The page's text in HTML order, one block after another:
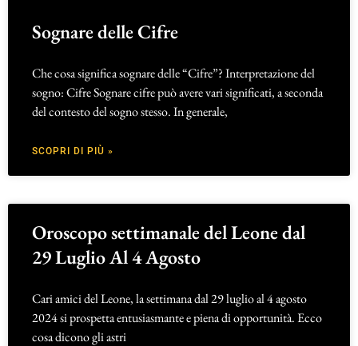
Sognare delle Cifre
Che cosa significa sognare delle “Cifre”? Interpretazione del
sogno: Cifre Sognare cifre può avere vari significati, a seconda
del contesto del sogno stesso. In generale,
SCOPRI DI PIÙ »
Oroscopo settimanale del Leone dal
29 Luglio Al 4 Agosto
Cari amici del Leone, la settimana dal 29 luglio al 4 agosto
2024 si prospetta entusiasmante e piena di opportunità. Ecco
cosa dicono gli astri